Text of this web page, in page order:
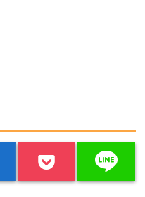
line